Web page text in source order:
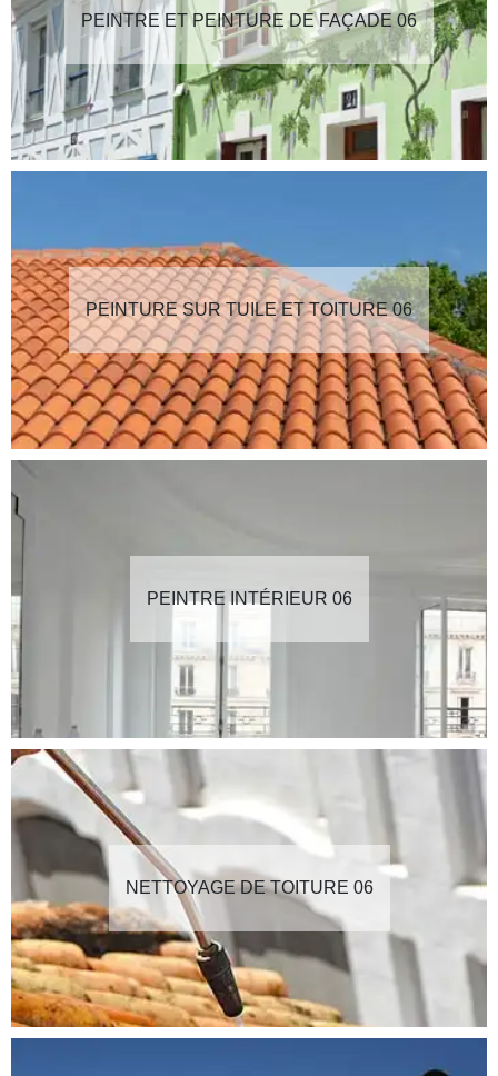
PEINTRE ET PEINTURE DE FAÇADE 06
PEINTURE SUR TUILE ET TOITURE 06
PEINTRE INTÉRIEUR 06
NETTOYAGE DE TOITURE 06